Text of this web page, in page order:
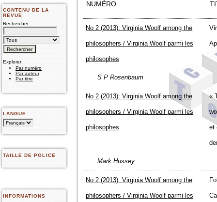
CONTENU DE LA
REVUE
Rechercher
Explorer
Par numéro
Par auteur
Par titre
LANGUE
TAILLE DE POLICE
INFORMATIONS
NUMÉRO
No 2 (2013): Virginia Woolf among the
philosophers / Virginia Woolf parmi les
philosophes
S P Rosenbaum
No 2 (2013): Virginia Woolf among the
philosophers / Virginia Woolf parmi les
philosophes
«
et
Mark Hussey
No 2 (2013): Virginia Woolf among the
philosophers / Virginia Woolf parmi les